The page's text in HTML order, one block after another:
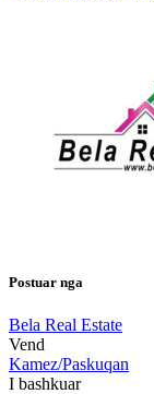
Postuar nga
Bela Real Estate
Vend
Kamez/Paskuqan
I bashkuar